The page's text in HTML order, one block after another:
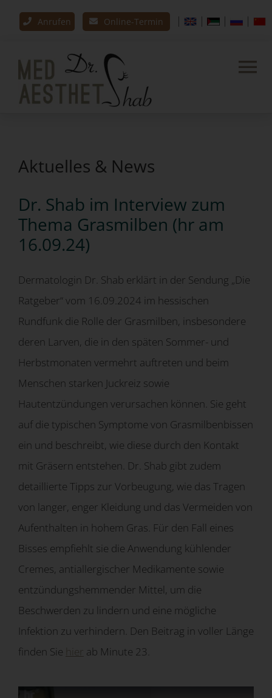
Inhalt
Anrufen Online-Termin | | | |
Klassische Dermatologie
News
Medizinische Kosmetik
Praxis
Kontakt
Aktuelles & News
Dr. Shab im Interview zum
Thema Grasmilben (hr am
16.09.24)
Dermatologin Dr. Shab erklärt in der Sendung „Die
Ratgeber“ vom 16.09.2024 im hessischen
Rundfunk die Rolle der Grasmilben, insbesondere
deren Larven, die in den späten Sommer- und
Herbstmonaten vermehrt auftreten und beim
Menschen starken Juckreiz sowie
Hautentzündungen verursachen können. Sie geht
auf die typischen Symptome von Grasmilbenbissen
ein und beschreibt, wie diese durch den Kontakt
mit Gräsern entstehen. Dr. Shab gibt zudem
detaillierte Tipps zur Vorbeugung, wie das Tragen
von langer, enger Kleidung und das Vermeiden von
Aufenthalten in hohem Gras. Für den Fall eines
Bisses empfiehlt sie die Anwendung kühlender
Cremes, antiallergischer Medikamente sowie
entzündungshemmender Mittel, um die
Beschwerden zu lindern und eine mögliche
Infektion zu verhindern. Den Beitrag in voller Länge
finden Sie
hier ab Minute 23.